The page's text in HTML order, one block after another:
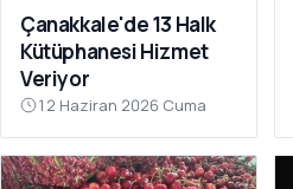
Çanakkale'de 13 Halk
Kütüphanesi Hizmet
Veriyor
12 Haziran 2026 Cuma